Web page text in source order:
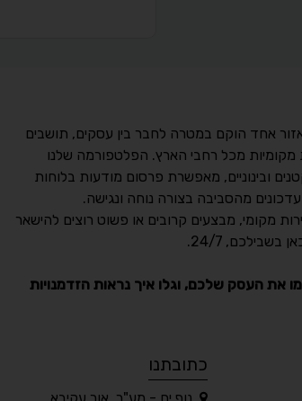
אחד הוקם במטרה לחבר בין עסקים, תושבים
מקומיות מכל רחבי הארץ. הפלטפורמה שלנו
ובינוניים, מאפשרת פרסום מודעות בלוחות
מהסביבה בצורה נוחה ונגישה.
מקומי, מבצעים קרובים או פשוט רוצים להישאר
בשבילכם, 24/7.
את העסק שלכם, וגלו איך נראות הזדמנויות
כתובתנו